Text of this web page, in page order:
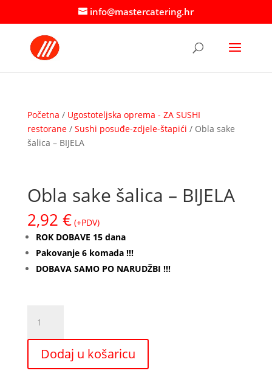
info@mastercatering.hr
Početna / Ugostoteljska oprema - ZA SUSHI
restorane/ Sushi posuđe-zdjele-štapići / Obla sake
šalica – BIJELA
Obla sake šalica – BIJELA
2,92 € (+PDV)
ROK DOBAVE 15 dana
Pakovanje 6 komada !!!
DOBAVA SAMO PO NARUDŽBI !!!
sake
šalica
BIJELA
Dodaj u košaricu